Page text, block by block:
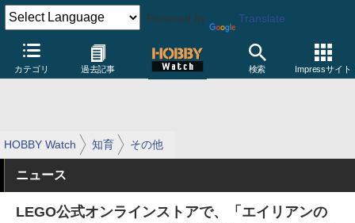
Powered by Translate
カテゴリ 過去記事 検索 Impressサイト
HOBBY Watch 知育 その他
ニュース
LEGO公式オンラインストアで、「エイリアンの